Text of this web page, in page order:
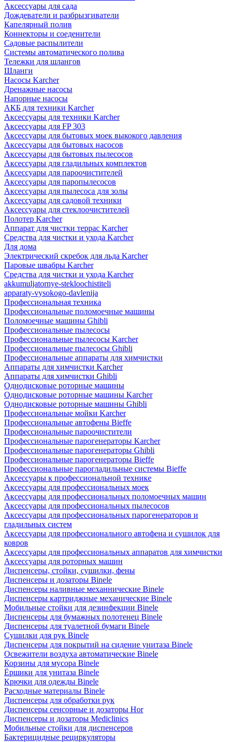
Аксессуары для сада
Дождеватели и разбрызгиватели
Капелярный полив
Коннекторы и соеденители
Садовые распылители
Системы автоматического полива
Тележки для шлангов
Шланги
Насосы Karcher
Дренажные насосы
Напорные насосы
АКБ для техники Karcher
Аксессуары для техники Karcher
Аксессуары для FP 303
Аксессуары для бытовых моек выкокого давления
Аксессуары для бытовых насосов
Аксессуары для бытовых пылесосов
Аксессуары для гладильных комплектов
Аксессуары для пароочистителей
Аксессуары для паропылесосов
Аксессуары для пылесоса для золы
Аксессуары для садовой техники
Аксессуары для стеклоочистителей
Полотер Karcher
Аппарат для чистки террас Karcher
Средства для чистки и ухода Karcher
Для дома
Электрический скребок для льда Karcher
Паровые швабры Karcher
Средства для чистки и ухода Karcher
akkumuljatornye-stekloochistiteli
apparaty-vysokogo-davlenija
Профессиональная техника
Профессиональные поломоечные машины
Поломоечные машины Ghibli
Профессиональные пылесосы
Профессиональные пылесосы Karcher
Профессиональные пылесосы Ghibli
Профессиональные аппараты для химчистки
Аппараты для химчистки Karcher
Аппараты для химчистки Ghibli
Однодисковые роторные машины
Однодисковые роторные машины Karcher
Однодисковые роторные машины Ghibli
Профессиональные мойки Karcher
Профессиональные автофены Bieffe
Профессиональные пароочистители
Профессиональные парогенераторы Karcher
Профессиональные парогенераторы Ghibli
Профессиональные парогенераторы Bieffe
Профессиональные парогладильные системы Bieffe
Аксессуары к профессиональной технике
Аксессуары для профессиональных моек
Аксессуары для профессиональных поломоечных машин
Аксессуары для профессиональных пылесосов
Аксессуары для профессиональных парогенераторов и
гладильных систем
Аксессуары для профессионального автофена и сушилок для
ковров
Аксессуары для профессиональных аппаратов для химчистки
Аксессуары для роторных машин
Диспенсеры, стойки, сушилки, фены
Диспенсеры и дозаторы Binele
Диспенсеры наливные механнические Binele
Диспенсеры картриджные механические Binele
Мобильные стойки для дезинфекции Binele
Диспенсеры для бумажных полотенец Binele
Диспенсеры для туалетной бумаги Binele
Сушилки для рук Binele
Диспенсеры для покрытий на сидение унитаза Binele
Освежители воздуха автоматические Binele
Корзины для мусора Binele
Ёршики для унитаза Binele
Крючки для одежды Binele
Расходные материалы Binele
Диспенсеры для обработки рук
Диспенсеры сенсорные и дозаторы Hor
Диспенсеры и дозаторы Mediclinics
Мобильные стойки для диспенсеров
Бактерицидные рециркуляторы